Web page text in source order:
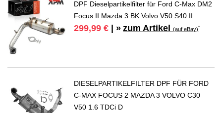
DPF Dieselpartikelfilter für Ford C-Max DM2
Focus II Mazda 3 BK Volvo V50 S40 II
299,99 € | » zum Artikel(auf eBay)*
DIESELPARTIKELFILTER DPF FÜR FORD
C-MAX FOCUS 2 MAZDA 3 VOLVO C30
V50 1.6 TDCi D